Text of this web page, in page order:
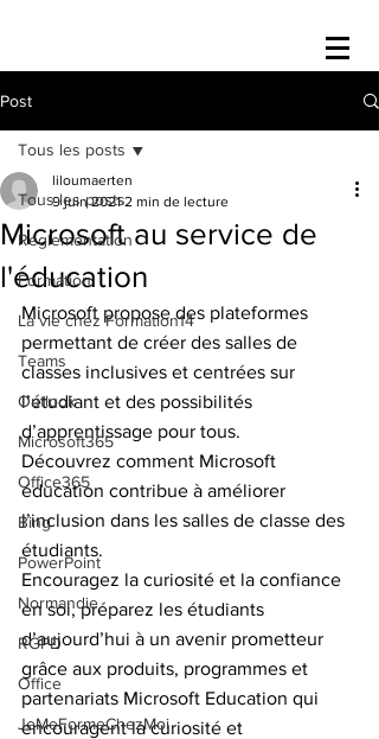
Post
Tous les posts
Réglementation
Formation
La vie chez Formation14
Teams
Outlook
Microsoft365
Office365
Bing
PowerPoint
Normandie
RGPD
Office
JeMeFormeChezMoi
Tous les posts
Microsoft au service de
l'éducation
liloumaerten
9 juin 2021 2 min de lecture
Microsoft propose des plateformes
permettant de créer des salles de
classes inclusives et centrées sur
l’étudiant et des possibilités
d’apprentissage pour tous.
Découvrez comment Microsoft
éducation contribue à améliorer
l’inclusion dans les salles de classe des
étudiants.
Encouragez la curiosité et la confiance
en soi, préparez les étudiants
d’aujourd’hui à un avenir prometteur
grâce aux produits, programmes et
partenariats Microsoft Education qui
encouragent la curiosité et